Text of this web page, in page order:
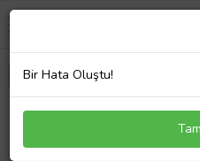
Kararmaz Metal
Ateş Kehribar
%30 1999,90 TL
Bir Hata Oluştu!